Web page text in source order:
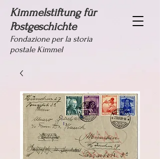
Kimmelstiftung für
Postgeschichte
Fondazione per la storia
postale Kimmel